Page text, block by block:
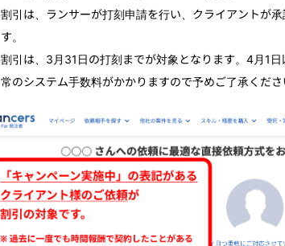
割引は、ランサーが打刻申請を行い、クライアントが
す。
割引は、 3月31日の打刻までが対象 となります。4月1
常のシステム手数料がかかりますので予めご了承くださ